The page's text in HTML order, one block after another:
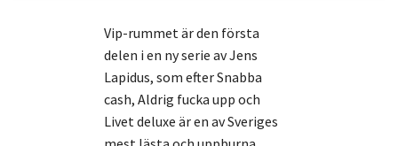
Vip-rummet är den första
delen i en ny serie av Jens
Lapidus, som efter Snabba
cash, Aldrig fucka upp och
Livet deluxe är en av Sveriges